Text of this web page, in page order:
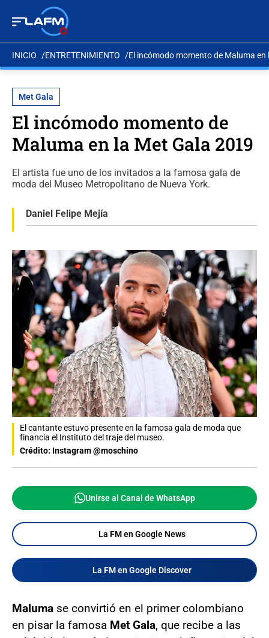
INICIO ENTRETENIMIENTO El incómodo momento de Maluma en
Met Gala
El incómodo momento de
Maluma en la Met Gala 2019
El artista fue uno de los invitados a la famosa gala de
moda del Museo Metropolitano de Nueva York.
Daniel Felipe Mejía
El cantante estuvo presente en la famosa gala de moda que
financia el Instituto del traje del museo.
Crédito: Instagram @moschino
Unirse al Canal de WhatsApp
La FM en Google News
La FM en Google Discover
Maluma se convirtió en el primer colombiano
en pisar la famosa Met Gala, que recibe a las